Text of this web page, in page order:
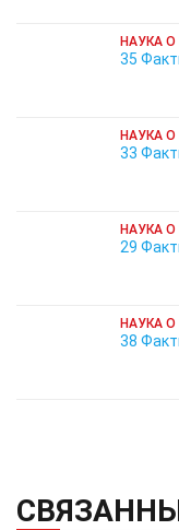
НАУКА
35
НАУКА
33
НАУКА
29
НАУКА
38